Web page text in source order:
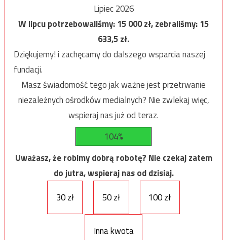
Lipiec 2026
W lipcu potrzebowaliśmy:15 000zł, zebraliśmy:15
633,5zł.
Dziękujemy! i zachęcamy do dalszego wsparcia naszej
fundacji.
Masz świadomość tego jak ważne jest przetrwanie
niezależnych ośrodków medialnych? Nie zwlekaj więc,
wspieraj nas już od teraz.
104%
Uważasz, że robimy dobrą robotę? Nie czekaj zatem
do jutra, wspieraj nas od dzisiaj.
30 zł
50 zł 100 zł
Inna kwota